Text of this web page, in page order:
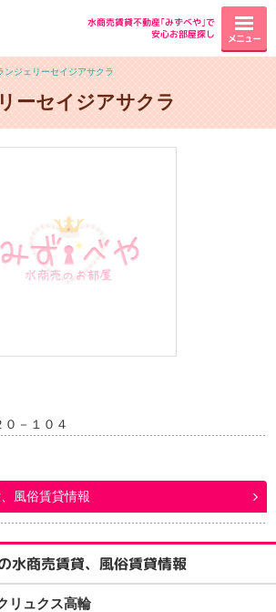
水商売賃貸不動産｢みずべや｣で
安心お部屋探し
メニュー
ンジェリーセイジアサクラ
ーセイジアサクラ
－１０４
風俗賃貸情報
水商売賃貸、風俗賃貸情報
リュクス高輪